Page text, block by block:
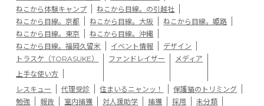
ねこから体験キャンプ
ねこから目線。の引越社
ねこから目線。京都
ねこから目線。大阪
ねこから目線。姫路
ねこから目線。東京
ねこから目線。沖縄
ねこから目線。福岡久留米
イベント情報
デザイン
トラスケ（TORASUKE）
上手な使い方
ファンドレイザー メディア
レスキュー 代理受診 住まいるニャンッ！
保護猫のトリミング
勉強
報告 室内捕獲 対人援助学 捕獲 採用
未分類